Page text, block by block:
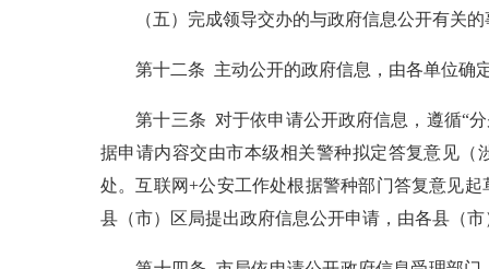
（五）完成领导交办的与政府信息公开有关的
第十二条 主动公开的政府信息，由各单位确
第十三条 对于依申请公开政府信息，遵循“分
据申请内容交由市本级相关警种拟定答复意见
处。互联网+公安工作处根据警种部门答复意见
县（市）区局提出政府信息公开申请，由各县（